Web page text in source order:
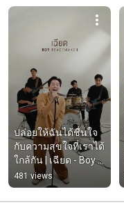
ปล่อยให้ฉันได้ชื่นใจ
กับความสุขใจที่เราได้
ใกล้กัน | เฉียด - Boy
Peacemaker #เฉียด
#boypeacemaker
481 views